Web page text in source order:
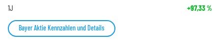
1J +97,33%
Bayer Aktie Kennzahlen und Details